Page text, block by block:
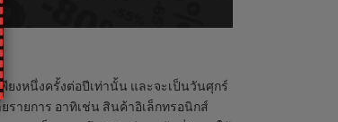
ยงหนึ่งครั้งต่อปีเท่านั้น และจะเป็นวันศุกร์
ายการ อาทิเช่น สินค้าอิเล็กทรอนิกส์